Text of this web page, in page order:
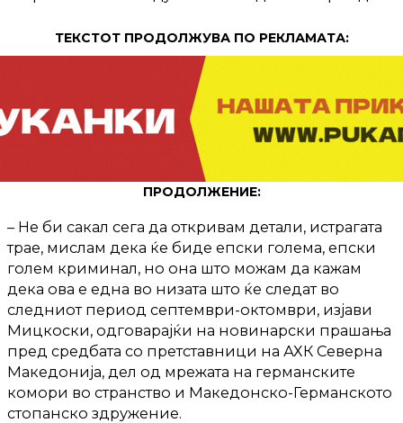
ТЕКСТОТ ПРОДОЛЖУВА ПО РЕКЛАМАТА:
ПРОДОЛЖЕНИЕ:
– Не би сакал сега да откривам детали, истрагата
трае, мислам дека ќе биде епски голема, епски
голем криминал, но она што можам да кажам
дека ова е една во низата што ќе следат во
следниот период септември-октомври, изјави
Мицкоски, одговарајќи на новинарски прашања
пред средбата со претставници на АХК Северна
Македонија, дел од мрежата на германските
комори во странство и Македонско-Германското
стопанско здружение.